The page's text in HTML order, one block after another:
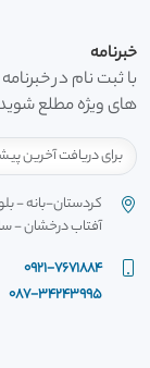
خبرنامه
با ثبت نام در
های ویژه مطلع شوید
کردستان-بانه -
آفتاب درخشان -
0921-7671884
087-34243995